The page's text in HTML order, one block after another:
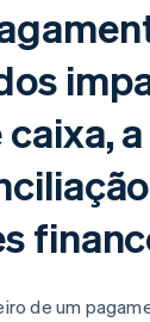
de um